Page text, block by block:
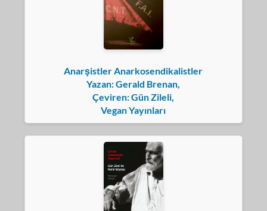
Anarşistler Anarkosendikalistler
Yazan: Gerald Brenan,
Çeviren: Gün Zileli,
Vegan Yayınları